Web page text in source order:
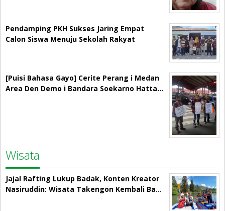
Pendamping PKH Sukses Jaring Empat
Calon Siswa Menuju Sekolah Rakyat
[Puisi Bahasa Gayo] Cerite Perang i Medan
Area Den Demo i Bandara Soekarno Hatta…
Wisata
Jajal Rafting Lukup Badak, Konten Kreator
Nasiruddin: Wisata Takengon Kembali Ba…